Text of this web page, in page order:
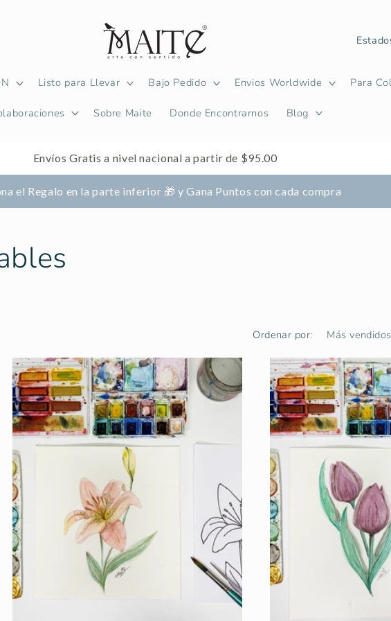
Listo para Llevar Bajo Pedido Envios Worldwide Para
Sobre Maite Donde Encontrarnos Blog
P
í
e
i
Envíos Gratis a nivel nacional a partir de $95.00
el Regalo en la parte inferior 🎁 y Gana Puntos con cada compra
Ordenar por: